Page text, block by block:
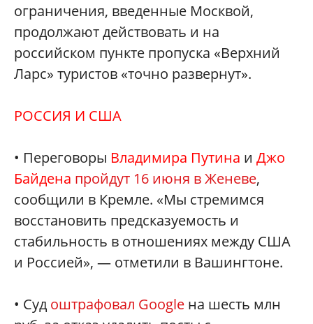
ограничения, введенные Москвой,
продолжают действовать и на
российском пункте пропуска «Верхний
Ларс» туристов «точно развернут».
РОССИЯ И США
• Переговоры Владимира Путина и Джо
Байдена пройдут 16 июня в Женеве,
сообщили в Кремле. «Мы стремимся
восстановить предсказуемость и
стабильность в отношениях между США
и Россией», — отметили в Вашингтоне.
• Суд оштрафовал Google на шесть млн